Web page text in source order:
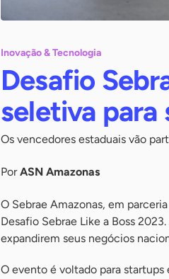
Inovação & Tecnologia
Desafio
seletiva para
Os vencedores estaduais vão
PorASN Amazonas
O Sebrae Amazonas, em
Desafio Sebrae Like a Boss
expandirem seus negócios
O evento é voltado para